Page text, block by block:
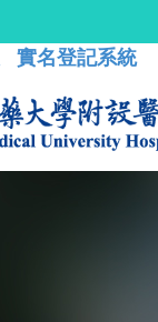
實名登記系統